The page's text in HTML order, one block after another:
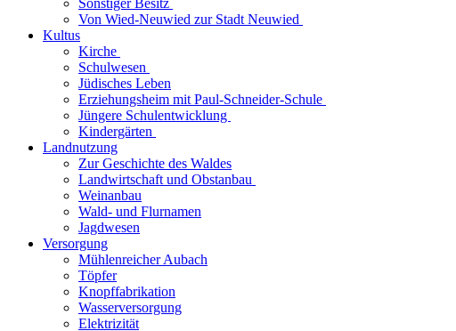
Sonstiger Besitz
Von Wied-Neuwied zur Stadt Neuwied
Kultus
Kirche
Schulwesen
Jüdisches Leben
Erziehungsheim mit Paul-Schneider-Schule
Jüngere Schulentwicklung
Kindergärten
Landnutzung
Zur Geschichte des Waldes
Landwirtschaft und Obstanbau
Weinanbau
Wald- und Flurnamen
Jagdwesen
Versorgung
Mühlenreicher Aubach
Töpfer
Knopffabrikation
Wasserversorgung
Elektrizität